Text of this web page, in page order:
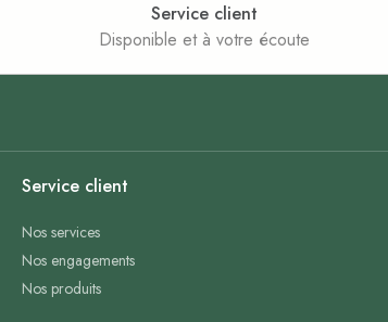
Service client
Disponible et à votre écoute
Service client
Nos services
Nos engagements
Nos produits